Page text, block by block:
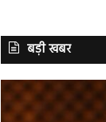
बड़ी खबर